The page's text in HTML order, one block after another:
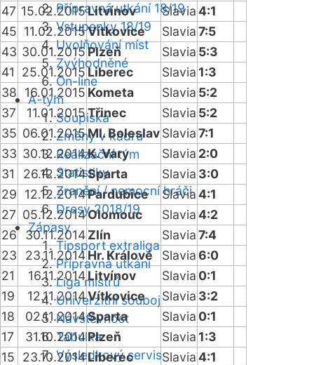
Přípravná utkání 18/19
Vstupenky 18/19
Uvolňování míst
Zvýhodněné
On-line
A-tým
Soupiska
Změny v kádru
Realizační tým
Statistiky
Zranění / nemocní hráči
Dresy 2018/19
Zápasy
Tipsport extraliga
Přípravná utkání
Liga mistrů
Univerzitní souboj
Návštěvnost
Tabulka
Výsledkový servis
47 15.02.2015Litvínov Slavia4:1
45 11.02.2015Vítkovice Slavia7:5
43 30.01.2015Plzeň Slavia 5:3
41
25.01.2015Liberec Slavia 1:3
38
16.01.2015 Kometa Slavia 5:2
37
11.01.2015Třinec Slavia 5:2
35 06.01.2015Ml. BoleslavSlavia7:1
33 30.12.2014K. Vary Slavia 2:0
31
26.12.2014Sparta Slavia 3:0
29
12.12.2014Pardubice Slavia4:1
27 05.12.2014Olomouc Slavia4:2
26
30.11.2014Zlín Slavia7:4
23
23.11.2014Hr. Králové Slavia6:0
21
16.11.2014Litvínov Slavia 0:1
19
12.11.2014Vítkovice Slavia 3:2
18
02.11.2014Sparta Slavia 0:1
17
31.10.2014Plzeň Slavia 1:3
15
23.10.2014Liberec Slavia4:1